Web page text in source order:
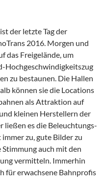
der letzte Tag der
2016. Morgen und
das Freigelände, um
Hochgeschwindigkeitszug
zu bestaunen. Die Hallen
können sie die Locations
als Attraktion auf
kleinen Herstellern der
ließen es die Beleuchtungs-
zu, gute Bilder zu
Stimmung auch mit den
vermitteln. Immerhin
für erwachsene Bahnprofis